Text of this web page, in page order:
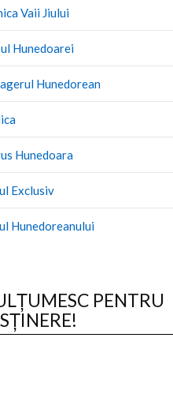
Vaii Jiului
Hunedoarei
Hunedorean
Hunedoara
Exclusiv
Hunedoreanului
PENTRU